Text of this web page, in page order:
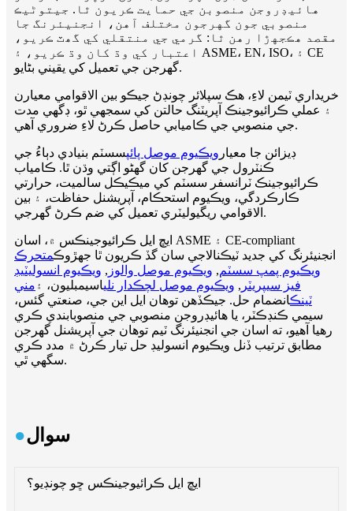
هائيڊروجن منصوبن جي حمايت ڪريون ٿا. جيتوڻيڪ
منصوبي جون گهرجون مختلف آهن، انجنيئرنگ جا
مقصد هڪجهڙا رهن ٿا: گرمي جي منتقلي کي گھٽ ڪريو،
اعتبار کي وڌ کان وڌ ڪريو، ۽ ASME، EN، ISO، ۽ CE
گهرجن جي تعميل کي يقيني بڻايو.
خريداري ٽيمن لاءِ، هڪ سپلائر چونڊڻ جيڪو بين الاقوامي معيارن
۽ عملي ڪرائيوجينڪ آپريٽنگ حالتن کي سمجهي ٿو، ڊگهي مدت
جي منصوبي جي ڪاميابي حاصل ڪرڻ لاءِ ضروري آهي.
ڊيزائن جا معيار ويڪيوم موصل پائپسسٽم بنيادي دٻاءُ جي
ڪنٽرول جي گهرجن کان گهڻو اڳتي وڌن ٿا. ڪامياب
ڪرائيوجينڪ ٽرانسفر سسٽم کي ميڪيڪل سالميت، حرارتي
ڪارڪردگي، ويڪيوم استحڪام، آپريشنل حفاظت، ۽ بين
الاقوامي ريگيوليٽري تعميل کي ضم ڪرڻ گهرجي.
ايڇ ايل ڪرائيوجينڪس ۾، اسان ASME ۽ CE-compliant
انجنيئرنگ کي جديد ٽيڪنالاجي سان گڏ ڪريون ٿا جهڙوڪمتحرڪ
ويڪيوم پمپ سسٽم, ويڪيوم موصل والوز , ويڪيوم انسوليٽيڊ
فيز سيپريٽر , ويڪيوم موصل لچڪدار نلياسيمبليون، ۽ مني
ٽينڪانضمام حل. جيڪڏهن توهان ايل اين جي، صنعتي گئس،
سيمي ڪنڊڪٽر، يا هائيڊروجن منصوبي جي منصوبابندي ڪري
رهيا آهيو، ته اسان جي انجنيئرنگ ٽيم توهان جي آپريشنل گهرجن
مطابق ترتيب ڏنل ويڪيوم انسوليڊ حل تيار ڪرڻ ۾ مدد ڪري
سگهي ٿي.
●سوال
ايڇ ايل ڪرائيوجينڪس ڇو چونڊيو؟